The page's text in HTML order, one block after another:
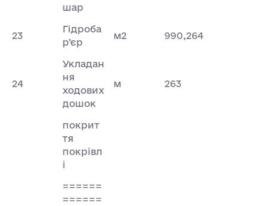
шар
23
Гідроба
р’єр
м2 990,264
24
Укладан
ня
ходових
дошок
м 263
покрит
тя
покрівл
і
======
======